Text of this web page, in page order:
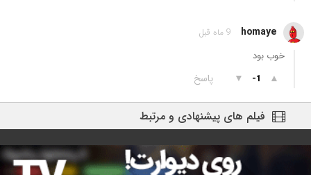
homaye 9 ماه قبل
خوب بود
▲
-1
▼ پاسخ
فیلم های پیشنهادی و مرتبط